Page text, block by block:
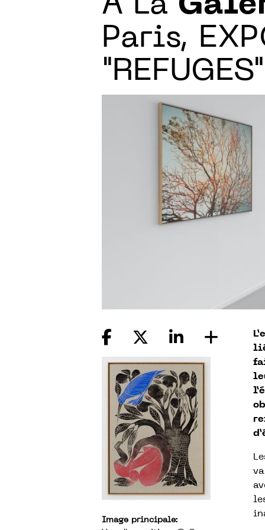
À La
Paris,
Image principale: